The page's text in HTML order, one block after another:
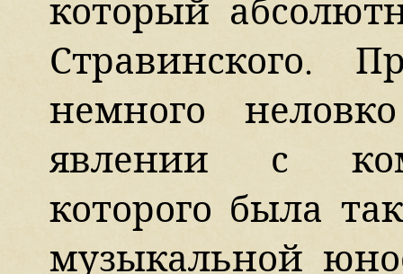
который
Стравинского.
немного
явлении с
которого была
музыкальной